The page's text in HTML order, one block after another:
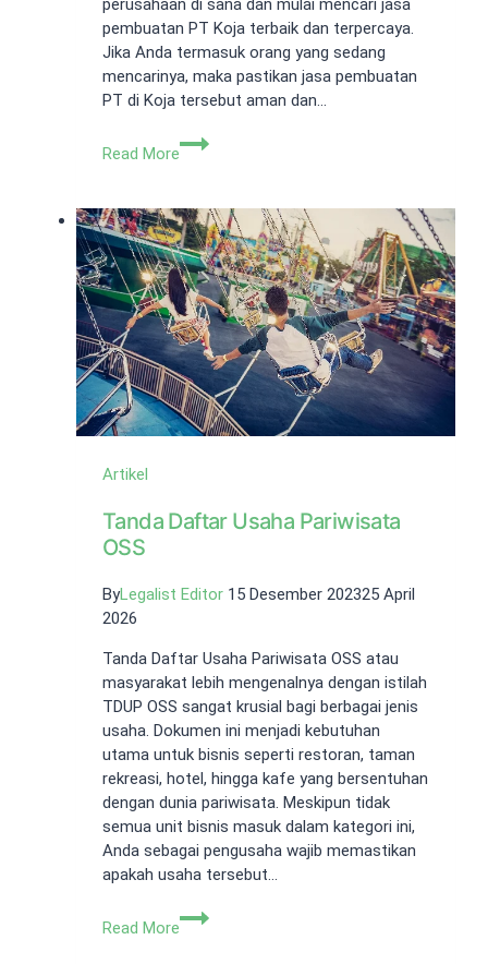
perusahaan di sana dan mulai mencari jasa
pembuatan PT Koja terbaik dan terpercaya.
Jika Anda termasuk orang yang sedang
mencarinya, maka pastikan jasa pembuatan
PT di Koja tersebut aman dan…
Read More
Jasa
Koja,
Pasti
Aman
&
Profesional!
Artikel
Tanda Daftar Usaha Pariwisata
OSS
ByLegalist Editor 15 Desember 202325 April
2026
Tanda Daftar Usaha Pariwisata OSS atau
masyarakat lebih mengenalnya dengan istilah
TDUP OSS sangat krusial bagi berbagai jenis
usaha. Dokumen ini menjadi kebutuhan
utama untuk bisnis seperti restoran, taman
rekreasi, hotel, hingga kafe yang bersentuhan
dengan dunia pariwisata. Meskipun tidak
semua unit bisnis masuk dalam kategori ini,
Anda sebagai pengusaha wajib memastikan
apakah usaha tersebut…
Read More
Tanda